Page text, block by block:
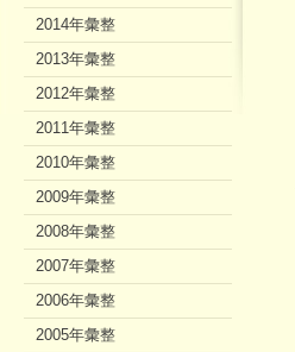
2014年彙整
2013年彙整
2012年彙整
2011年彙整
2010年彙整
2009年彙整
2008年彙整
2007年彙整
2006年彙整
2005年彙整